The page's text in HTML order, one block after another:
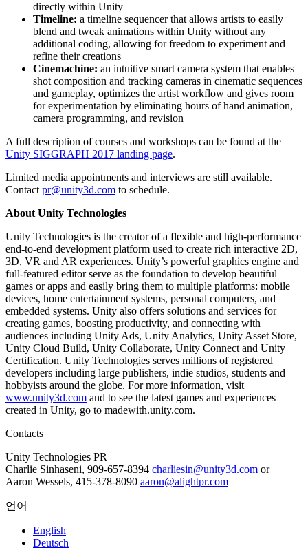
directly within Unity
Timeline: a timeline sequencer that allows artists to easily
blend and tweak animations within Unity without any
additional coding, allowing for freedom to experiment and
refine their creations
Cinemachine: an intuitive smart camera system that enables
shot composition and tracking cameras in cinematic sequences
and gameplay, optimizes the artist workflow and gives room
for experimentation by eliminating hours of hand animation,
camera programming, and revision
A full description of courses and workshops can be found at the
Unity SIGGRAPH 2017 landing page.
Limited media appointments and interviews are still available.
Contact pr@unity3d.com to schedule.
About Unity Technologies
Unity Technologies is the creator of a flexible and high-performance
end-to-end development platform used to create rich interactive 2D,
3D, VR and AR experiences. Unity’s powerful graphics engine and
full-featured editor serve as the foundation to develop beautiful
games or apps and easily bring them to multiple platforms: mobile
devices, home entertainment systems, personal computers, and
embedded systems. Unity also offers solutions and services for
creating games, boosting productivity, and connecting with
audiences including Unity Ads, Unity Analytics, Unity Asset Store,
Unity Cloud Build, Unity Collaborate, Unity Connect and Unity
Certification. Unity Technologies serves millions of registered
developers including large publishers, indie studios, students and
hobbyists around the globe. For more information, visit
www.unity3d.com and to see the latest games and experiences
created in Unity, go to madewith.unity.com.
Contacts
Unity Technologies PR
Charlie Sinhaseni, 909-657-8394 charliesin@unity3d.com or
Aaron Wessels, 415-378-8090 aaron@alightpr.com
언어
English
Deutsch